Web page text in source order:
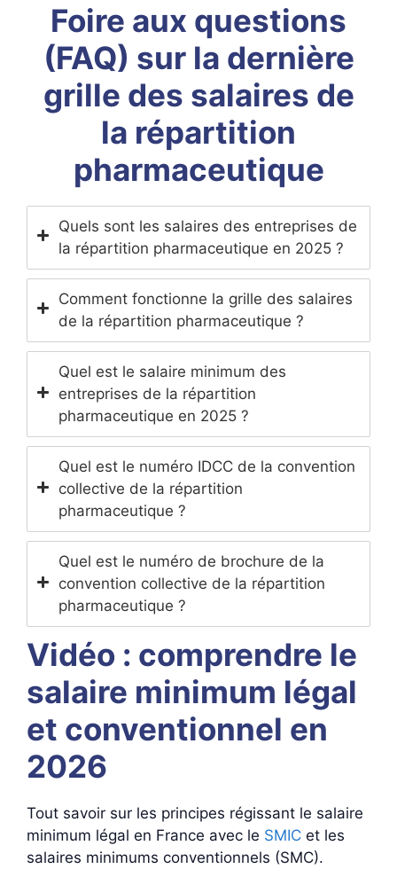
Foire aux questions
(FAQ) sur la dernière
grille des salaires de
la répartition
pharmaceutique
Quels sont les salaires des entreprises de
la répartition pharmaceutique en 2025 ?
Comment fonctionne la grille des salaires
de la répartition pharmaceutique ?
Quel est le salaire minimum des
entreprises de la répartition
pharmaceutique en 2025 ?
Quel est le numéro IDCC de la convention
collective de la répartition
pharmaceutique ?
Quel est le numéro de brochure de la
convention collective de la répartition
pharmaceutique ?
Vidéo : comprendre le
salaire minimum légal
et conventionnel en
2026
Tout savoir sur les principes régissant le salaire
minimum légal en France avec le SMIC et les
salaires minimums conventionnels (SMC).